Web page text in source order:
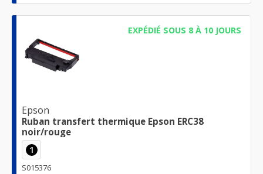
EXPÉDIÉ SOUS 8 À 10 JOURS
Epson
Ruban transfert thermique Epson ERC38
noir/rouge
1
S015376